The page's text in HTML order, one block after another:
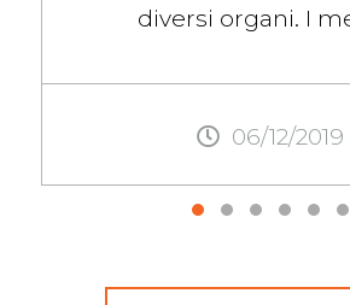
diversi organi. I
dolori nella parte
06/12/2019